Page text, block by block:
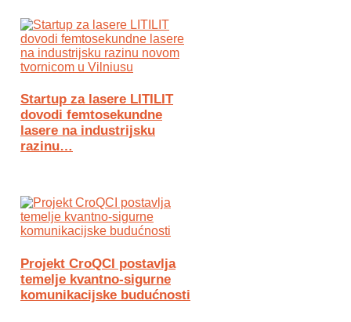
Startup za lasere LITILIT
dovodi femtosekundne
lasere na industrijsku
razinu…
Projekt CroQCI postavlja
temelje kvantno-sigurne
komunikacijske budućnosti